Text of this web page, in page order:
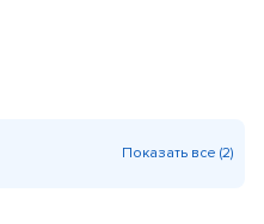
Показать все (2)